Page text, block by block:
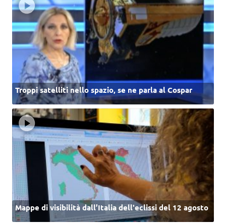
Troppi satelliti nello spazio, se ne parla al Cospar
Mappe di visibilità dall’Italia dell'eclissi del 12 agosto